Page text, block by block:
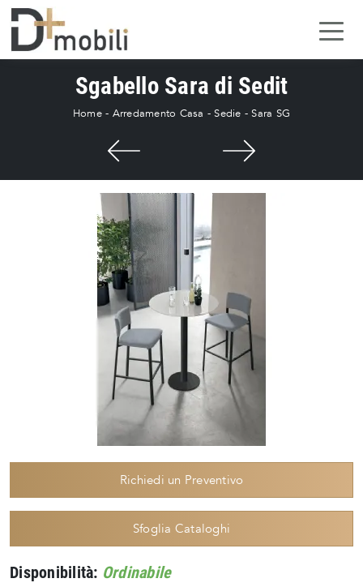
Sgabello Sara di Sedit
Home- Arredamento Casa - Sedie - Sara SG
Richiedi un Preventivo
Sfoglia Cataloghi
Disponibilità: Ordinabile